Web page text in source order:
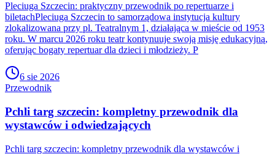
Pleciuga Szczecin: praktyczny przewodnik po repertuarze i
biletachPleciuga Szczecin to samorządowa instytucja kultury
zlokalizowana przy pl. Teatralnym 1, działająca w mieście od 1953
roku. W marcu 2026 roku teatr kontynuuje swoją misję edukacyjną,
oferując bogaty repertuar dla dzieci i młodzieży. P
6 sie 2026
Przewodnik
Pchli targ szczecin: kompletny przewodnik dla
wystawców i odwiedzających
Pchli targ szczecin: kompletny przewodnik dla wystawców i